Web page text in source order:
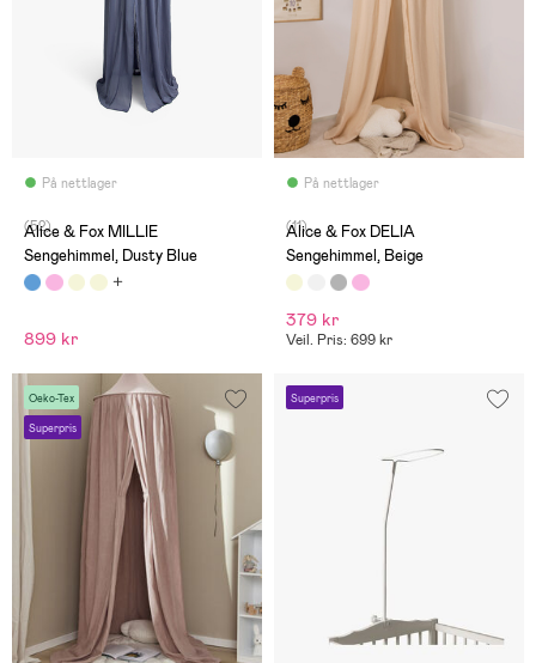
På nettlager
(52)
Alice & Fox MILLIE
Sengehimmel, Dusty Blue
899 kr
På nettlager
(11)
Alice & Fox DELIA
Sengehimmel, Beige
379 kr
Veil. Pris: 699 kr
Oeko-Tex
Superpris
Superpris